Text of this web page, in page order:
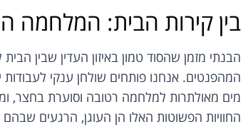
בין קירות הבית: המלחמה
הבנתי מזמן שהסוד טמון באיזון העדין שבין
המהפנטים. אנחנו פותחים שולחן ענקי
מים מאולתרות למלחמה רטובה וסוערת בחצר,
החוויות הפשוטות האלו הן העוגן, הרגעים